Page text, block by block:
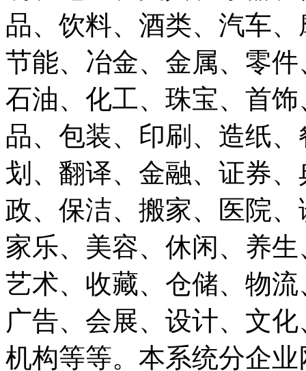
品、饮料、酒类、汽车
节能、冶金、金属、零
石油、化工、珠宝、首
品、包装、印刷、造纸
划、翻译、金融、证券
政、保洁、搬家、医院
家乐、美容、休闲、养
艺术、收藏、仓储、物
广告、会展、设计、文
机构等等。本系统分企